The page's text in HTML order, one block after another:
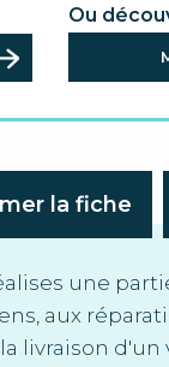
Ou
la fiche
une
aux
livraison d'un